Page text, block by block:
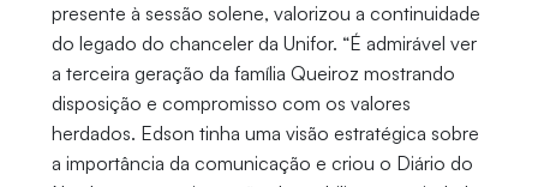
presente à sessão solene, valorizou a continuidade
do legado do chanceler da Unifor. “É admirável ver
a terceira geração da família Queiroz mostrando
disposição e compromisso com os valores
herdados. Edson tinha uma visão estratégica sobre
a importância da comunicação e criou o Diário do